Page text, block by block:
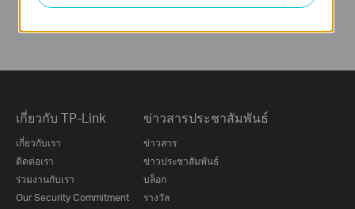
เกี่ยวกับ TP-Link
เกี่ยวกับเรา
ติดต่อเรา
ร่วมงานกับเรา
Our Security Commitment
ข่าวสารประชาสัมพันธ์
ข่าวสาร
ข่าวประชาสัมพันธ์
บล็อก
รางวัล